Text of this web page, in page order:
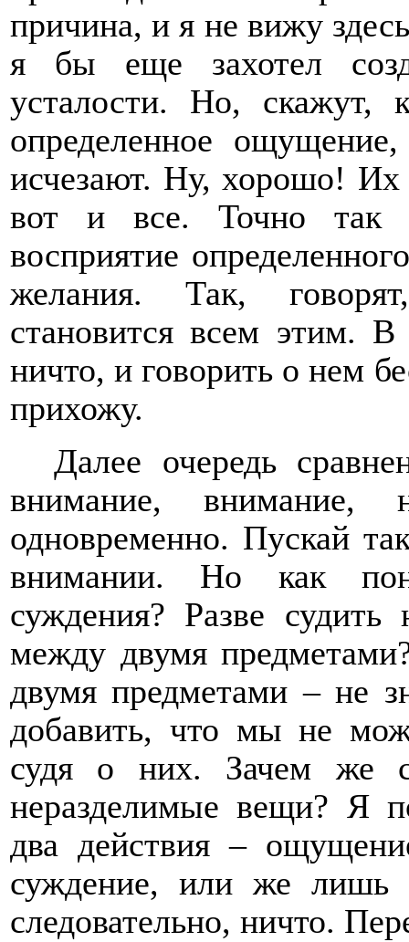
причина, и я не вижу
я бы еще захотел
усталости. Но,
определенное
исчезают. Ну, хорошо!
вот и все. Точно так
восприятие
желания. Так,
становится всем этим.
ничто, и говорить о нем
прихожу.
Далее очередь
внимание, внимание,
одновременно. Пускай
внимании. Но как
суждения? Разве
между двумя
двумя предметами – не
добавить, что мы не
судя о них. Зачем же с
неразделимые вещи? Я
два действия –
суждение, или же лишь
следовательно, ничто.